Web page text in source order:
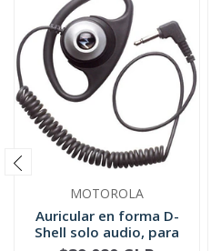
MOTOROLA
Auricular en forma D-
Shell solo audio, para